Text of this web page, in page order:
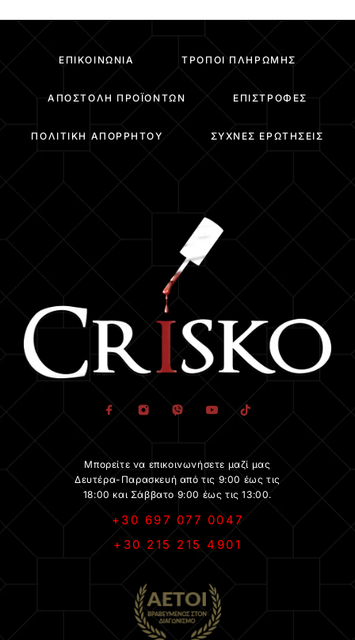
ΕΠΙΚΟΙΝΩΝΊΑ ΤΡΌΠΟΙ ΠΛΗΡΩΜΉΣ
ΑΠΟΣΤΟΛΉ ΠΡΟΪΌΝΤΩΝ ΕΠΙΣΤΡΟΦΈΣ
ΠΟΛΙΤΙΚΉ ΑΠΟΡΡΉΤΟΥ ΣΥΧΝΈΣ ΕΡΩΤΉΣΕΙΣ
Μπορείτε να επικοινωνήσετε μαζί μας
Δευτέρα-Παρασκευή από τις 9:00 έως τις
18:00 και Σάββατο 9:00 έως τις 13:00.
+30 697 077 0047
+30 215 215 4901